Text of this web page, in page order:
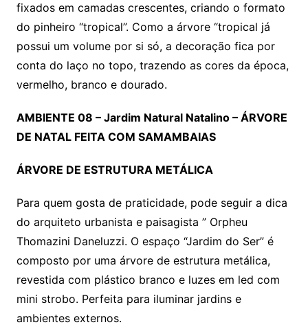
fixados em camadas crescentes, criando o formato
do pinheiro “tropical”. Como a árvore “tropical já
possui um volume por si só, a decoração fica por
conta do laço no topo, trazendo as cores da época,
vermelho, branco e dourado.
AMBIENTE 08 – Jardim Natural Natalino – ÁRVORE
DE NATAL FEITA COM SAMAMBAIAS
ÁRVORE DE ESTRUTURA METÁLICA
Para quem gosta de praticidade, pode seguir a dica
do arquiteto urbanista e paisagista ” Orpheu
Thomazini Daneluzzi. O espaço “Jardim do Ser” é
composto por uma árvore de estrutura metálica,
revestida com plástico branco e luzes em led com
mini strobo. Perfeita para iluminar jardins e
ambientes externos.